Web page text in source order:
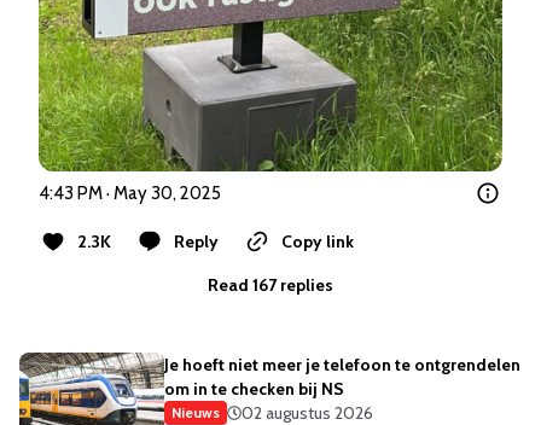
4:43 PM · May 30, 2025
2.3K Reply
Copy link
Read 167 replies
Je hoeft niet meer je telefoon te ontgrendelen
om in te checken bij NS
Nieuws
02 augustus 2026